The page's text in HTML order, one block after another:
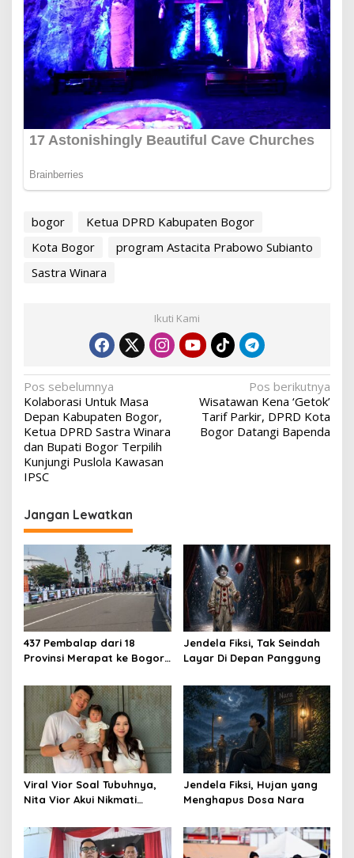
bogor
Ketua DPRD Kabupaten Bogor
Kota Bogor
program Astacita Prabowo Subianto
Sastra Winara
Ikuti Kami
Navigasi
pos
Pos sebelumnya
Kolaborasi Untuk Masa
Depan Kabupaten Bogor,
Ketua DPRD Sastra Winara
dan Bupati Bogor Terpilih
Kunjungi Puslola Kawasan
IPSC
Pos berikutnya
Wisatawan Kena ‘Getok’
Tarif Parkir, DPRD Kota
Bogor Datangi Bapenda
Jangan Lewatkan
437 Pembalap dari 18
Provinsi Merapat ke Bogor,
2026
Jendela Fiksi, Tak Seindah
Layar Di Depan Panggung
Viral Vior Soal Tubuhnya,
Nita Vior Akui Nikmati
Jendela Fiksi, Hujan yang
Menghapus Dosa Nara